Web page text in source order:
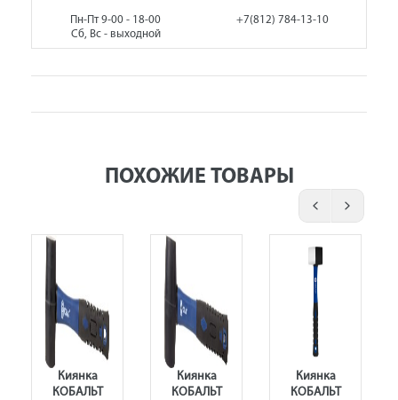
Пн-Пт 9-00 - 18-00
Сб, Вс - выходной
+7(812) 784-13-10
ПОХОЖИЕ ТОВАРЫ
Киянка
КОБАЛЬТ
Киянка
КОБАЛЬТ
Киянка
КОБАЛЬТ